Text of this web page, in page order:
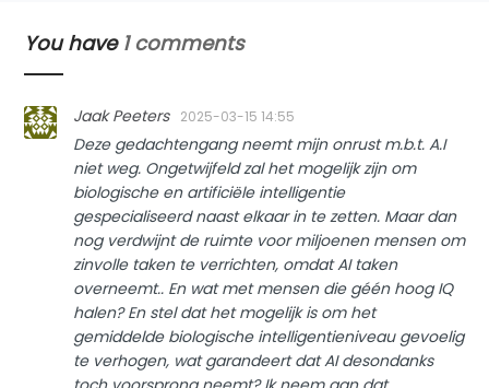
You have 1 comments
Jaak Peeters 2025-03-15 14:55
Deze gedachtengang neemt mijn onrust m.b.t. A.I
niet weg. Ongetwijfeld zal het mogelijk zijn om
biologische en artificiële intelligentie
gespecialiseerd naast elkaar in te zetten. Maar dan
nog verdwijnt de ruimte voor miljoenen mensen om
zinvolle taken te verrichten, omdat AI taken
overneemt.. En wat met mensen die géén hoog IQ
halen? En stel dat het mogelijk is om het
gemiddelde biologische intelligentieniveau gevoelig
te verhogen, wat garandeert dat AI desondanks